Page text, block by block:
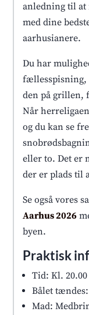
anledning til at
med dine
aarhusianere.
Du har
fællesspisning,
den på grillen,
Når
og du kan se
eller to. Det er
der er plads til
Se også vores
Aarhus 2026
byen.
Praktisk
Tid: Kl.
Bålet
Mad: